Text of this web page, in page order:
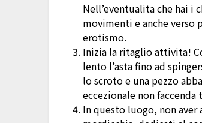
Nell’eventualita che hai i
movimenti e anche verso
erotismo.
Inizia la ritaglio attivita!
lento l’asta fino ad
lo scroto e una pezzo
eccezionale non faccenda
In questo luogo, non